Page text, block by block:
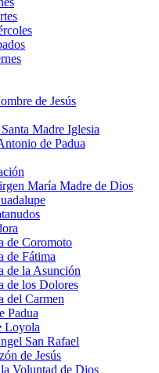
de Jesús
Madre Iglesia
de Padua
María Madre de Dios
de Coromoto
de Fátima
de la Asunción
de los Dolores
del Carmen
Padua
Loyola
San Rafael
de Jesús
Voluntad de Dios